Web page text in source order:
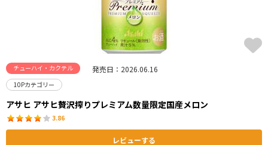
チューハイ・カクテル 発売日：2026.06.16
10Pカテゴリー
アサヒ アサヒ贅沢搾りプレミアム数量限定国産メロン
3.86
レビューする